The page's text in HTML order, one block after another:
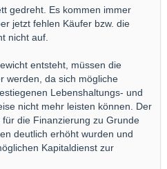
gedreht. Es kommen immer
jetzt fehlen Käufer bzw. die
nicht auf.
entsteht, müssen die
werden, da sich mögliche
Lebenshaltungs- und
nicht mehr leisten können. Der
die Finanzierung zu Grunde
deutlich erhöht wurden und
Kapitaldienst zur